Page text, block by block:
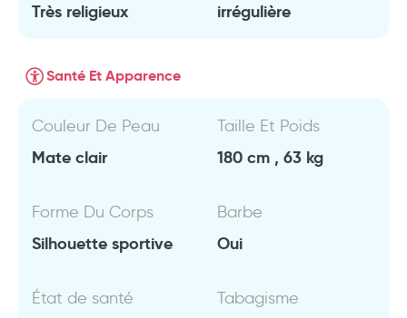
Très religieux
irrégulière
Santé Et Apparence
Couleur De Peau
Mate clair
Taille Et Poids
180 cm , 63 kg
Forme Du Corps
Silhouette sportive
Barbe
Oui
État de santé Tabagisme